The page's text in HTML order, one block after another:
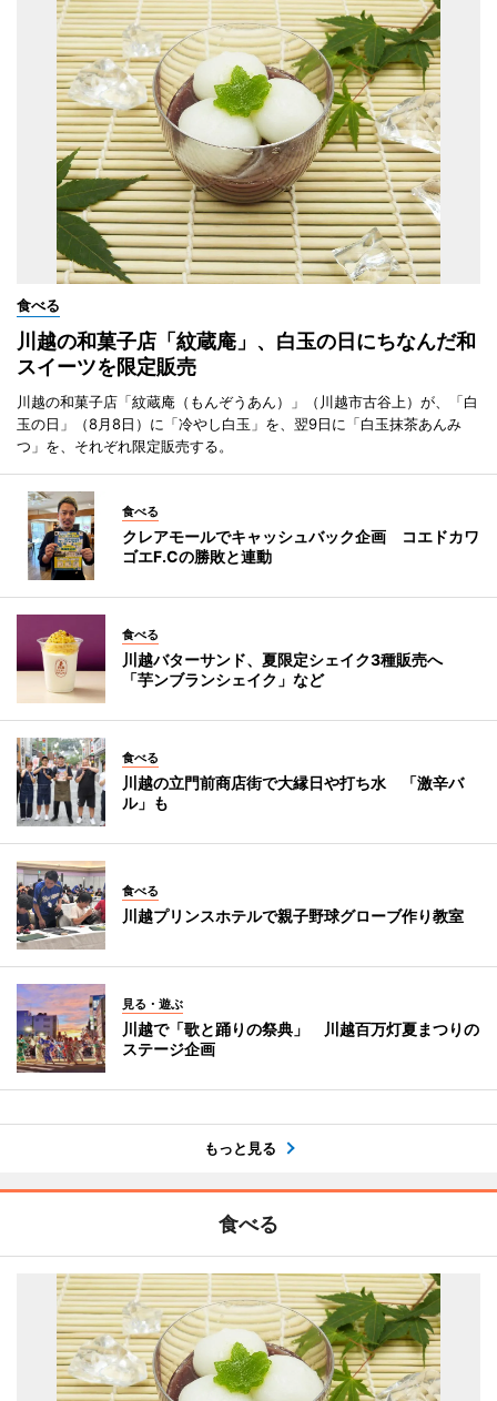
食べる
川越の和菓子店「紋蔵庵」、白玉の日にちなんだ和
スイーツを限定販売
川越の和菓子店「紋蔵庵（もんぞうあん）」（川越市古谷上）が、「白
玉の日」（8月8日）に「冷やし白玉」を、翌9日に「白玉抹茶あんみ
つ」を、それぞれ限定販売する。
食べる
クレアモールでキャッシュバック企画 コエドカワ
ゴエF.Cの勝敗と連動
食べる
川越バターサンド、夏限定シェイク3種販売へ
「芋ンブランシェイク」など
食べる
川越の立門前商店街で大縁日や打ち水 「激辛バ
ル」も
食べる
川越プリンスホテルで親子野球グローブ作り教室
見る・遊ぶ
川越で「歌と踊りの祭典」 川越百万灯夏まつりの
ステージ企画
もっと見る
食べる